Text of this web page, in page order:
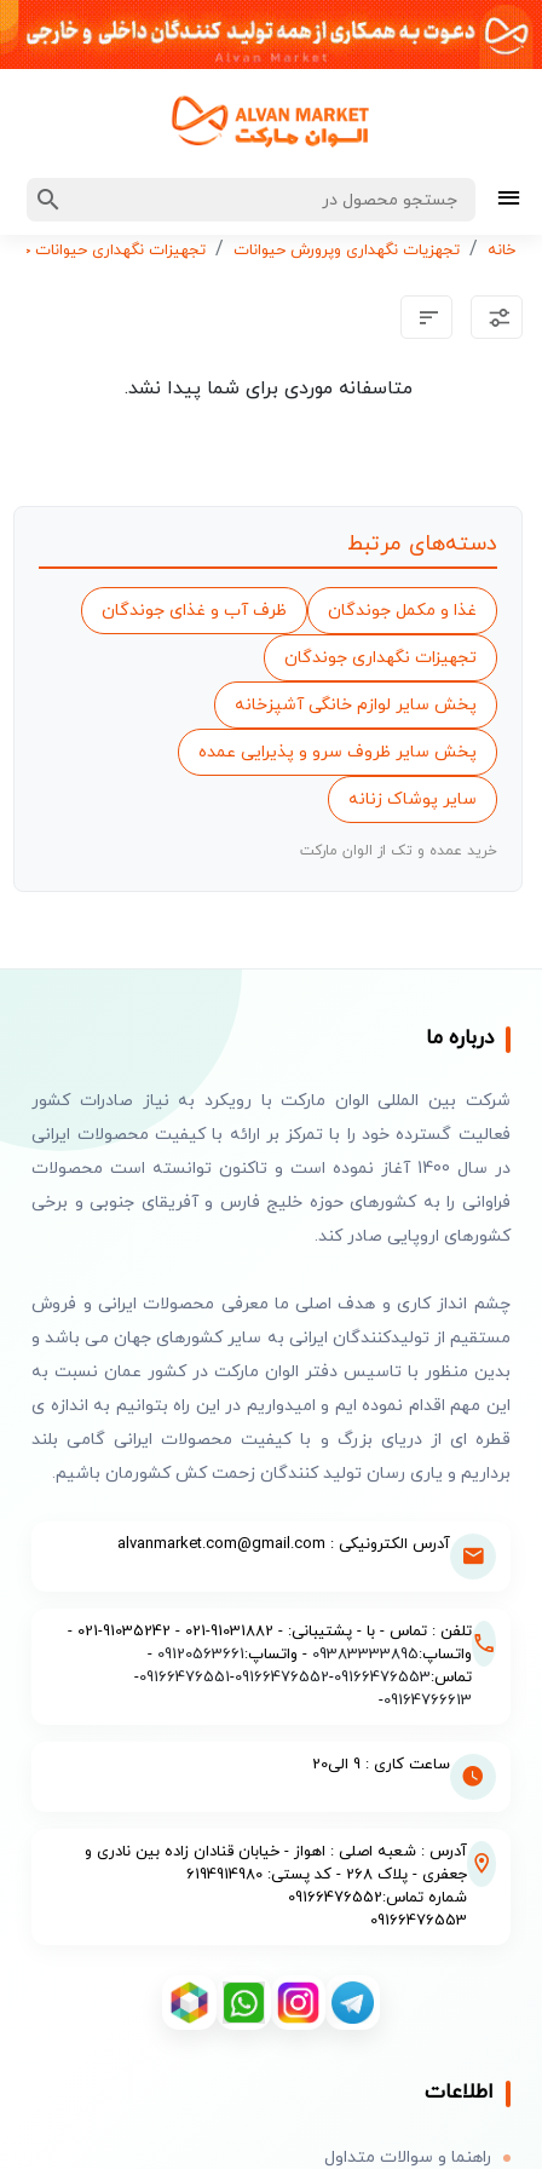
خانه تجهزیات نگهداری وپرورش حیوانات تجهیزات نگهداری حیوانات
متاسفانه موردی برای شما پیدا نشد.
دسته‌های مرتبط
غذا و مکمل جوندگان ظرف آب و غذای جوندگان
تجهیزات نگهداری جوندگان
پخش سایر لوازم خانگی آشپزخانه
پخش سایر ظروف سرو و پذیرایی عمده
سایر پوشاک زنانه
خرید عمده و تک از الوان مارکت
درباره ما
شرکت بین المللی الوان مارکت با رویکرد به نیاز صادرات کشور
فعالیت گسترده خود را با تمرکز بر ارائه با کیفیت محصولات ایرانی
در سال 1400 آغاز نموده است و تاکنون توانسته است محصولات
فراوانی را به کشورهای حوزه خلیج فارس و آفریقای جنوبی و برخی
کشورهای اروپایی صادر کند.
چشم انداز کاری و هدف اصلی ما معرفی محصولات ایرانی و فروش
مستقیم از تولیدکنندگان ایرانی به سایر کشورهای جهان می باشد و
بدین منظور با تاسیس دفتر الوان مارکت در کشور عمان نسبت به
این مهم اقدام نموده ایم و امیدواریم در این راه بتوانیم به اندازه ی
قطره ای از دریای بزرگ و با کیفیت محصولات ایرانی گامی بلند
برداریم و یاری رسان تولید کنندگان زحمت کش کشورمان باشیم.
آدرس الکترونیکی : alvanmarket.com@gmail.com
تلفن : تماس - با - پشتیبانی: - 91031882-021 - 91035242-021 -
واتساپ:09383333895 - واتساپ:09120563661
-
تماس:09166476553
-
09166476552
-
09166476551
-
09164766613
-
ساعت کاری : 9 الی20
آدرس : شعبه اصلی : اهواز - خیابان قنادان زاده بین نادری و
جعفری - پلاک 268 - کد پستی: 6194914980
شماره تماس:09166476552
09166476553
اطلاعات
راهنما و سوالات متداول